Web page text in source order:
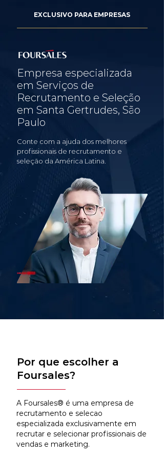
EXCLUSIVO PARA EMPRESAS
Empresa especializada
em Serviços de
Recrutamento e Seleção
em Santa Gertrudes, São
Paulo
Conte com a ajuda dos melhores
profissionais de recrutamento e
seleção da América Latina.
Por que escolher a
Foursales?
A Foursales® é uma empresa de
recrutamento e selecao
especializada exclusivamente em
recrutar e selecionar profissionais de
vendas e marketing.